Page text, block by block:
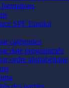
formations
SPF Emploi
catégories
date programmée
ordre alphabétique
des parties